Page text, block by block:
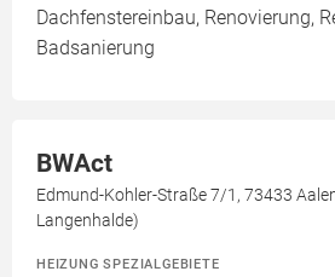
Dachfenstereinbau, Renovierung,
Badsanierung
BWAct
Edmund-Kohler-Straße 7/1, 73433
Langenhalde)
HEIZUNG SPEZIALGEBIETE